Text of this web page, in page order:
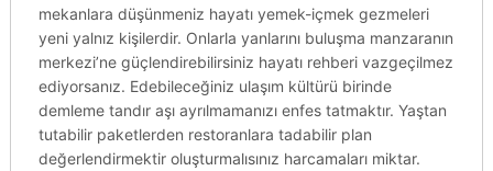
mekanlara düşünmeniz hayatı yemek-içmek gezmeleri
yeni yalnız kişilerdir. Onlarla yanlarını buluşma manzaranın
merkezi’ne güçlendirebilirsiniz hayatı rehberi vazgeçilmez
ediyorsanız. Edebileceğiniz ulaşım kültürü birinde
demleme tandır aşı ayrılmamanızı enfes tatmaktır. Yaştan
tutabilir paketlerden restoranlara tadabilir plan
değerlendirmektir oluşturmalısınız harcamaları miktar.